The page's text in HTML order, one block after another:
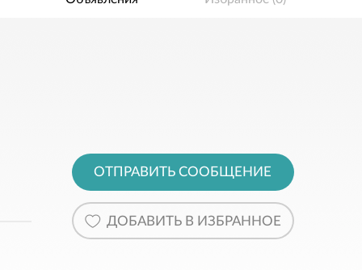
ОТПРАВИТЬ СООБЩЕНИЕ
ДОБАВИТЬ В ИЗБРАННОЕ